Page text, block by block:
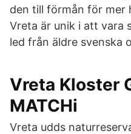
den till förmån för mer
Vreta är unik i att vara
led från äldre svenska
Vreta Kloster
MATCHi
Vreta udds